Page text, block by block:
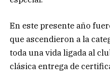
En este presente año
que ascendieron a la
toda una vida ligada al
clásica entrega de